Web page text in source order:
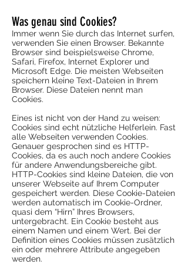
Was genau sind Cookies?
Immer wenn Sie durch das Internet surfen,
verwenden Sie einen Browser. Bekannte
Browser sind beispielsweise Chrome,
Safari, Firefox, Internet Explorer und
Microsoft Edge. Die meisten Webseiten
speichern kleine Text-Dateien in Ihrem
Browser. Diese Dateien nennt man
Cookies.
Eines ist nicht von der Hand zu weisen:
Cookies sind echt nützliche Helferlein. Fast
alle Webseiten verwenden Cookies.
Genauer gesprochen sind es HTTP-
Cookies, da es auch noch andere Cookies
für andere Anwendungsbereiche gibt.
HTTP-Cookies sind kleine Dateien, die von
unserer Webseite auf Ihrem Computer
gespeichert werden. Diese Cookie-Dateien
werden automatisch im Cookie-Ordner,
quasi dem “Hirn” Ihres Browsers,
untergebracht. Ein Cookie besteht aus
einem Namen und einem Wert. Bei der
Definition eines Cookies müssen zusätzlich
ein oder mehrere Attribute angegeben
werden.